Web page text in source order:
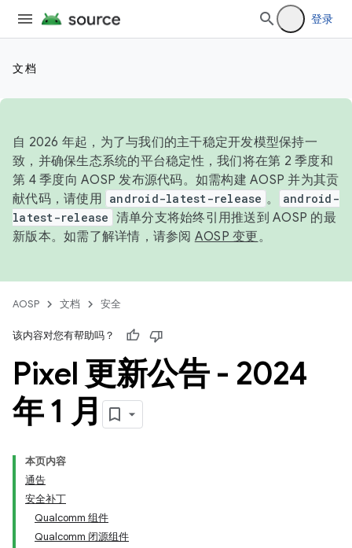
登录
文档
自 2026 年起，为了与我们的主干稳定开发模型保持一
致，并确保生态系统的平台稳定性，我们将在第 2 季度和
第 4 季度向 AOSP 发布源代码。如需构建 AOSP 并为其贡
献代码，请使用 android-latest-release 。
android-
latest-release 清单分支将始终引用推送到 AOSP 的最
新版本。如需了解详情，请参阅 AOSP 变更。
AOSP 文档 安全
该内容对您有帮助吗？
Pixel 更新公告 - 2024
年 1 月
本页内容
通告
安全补丁
Qualcomm 组件
Qualcomm 闭源组件